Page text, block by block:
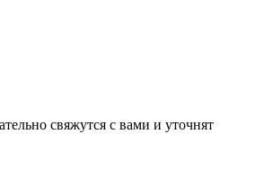
свяжутся с вами и уточнят